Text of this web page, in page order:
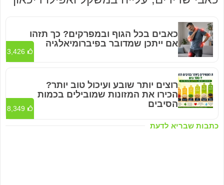
כתבות שבריא לדעת
כאבים בכל הגוף ובמפרקים? כך תזהו
אם ייתכן שמדובר בפיברומיאלגיה
3,426
רוצים יותר שובע ועיכול טוב יותר?
הכירו את המזונות שמובילים בכמות
הסיבים
8,349